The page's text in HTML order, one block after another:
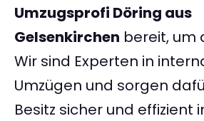
Umzugsprofi Döring aus
Gelsenkirchen bereit, um
Wir sind Experten in
Umzügen und sorgen
Besitz sicher und effizient